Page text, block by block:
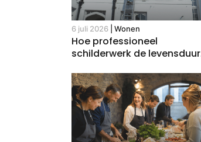
6 juli 2026 Wonen
Hoe professioneel
schilderwerk de levensduur